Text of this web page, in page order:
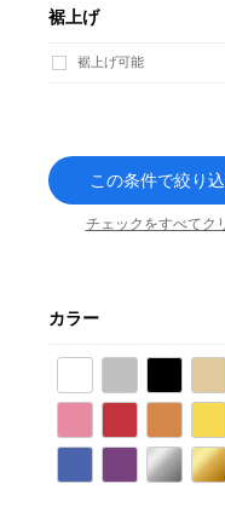
裾上げ
裾上げ可能
この条件で絞り
チェックをすべてク
カラー
パープル シルバ